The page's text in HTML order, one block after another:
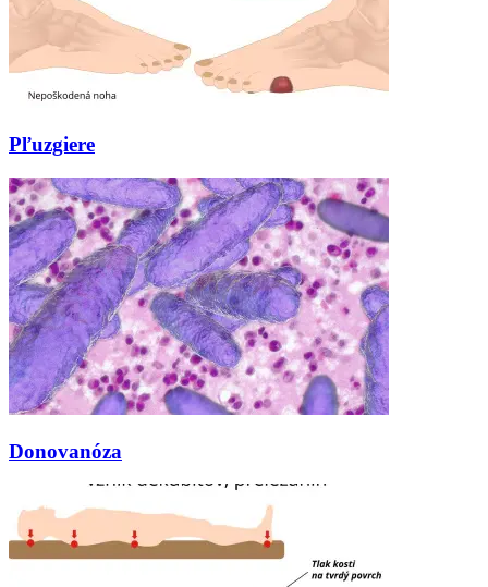
Pľuzgiere
Donovanóza